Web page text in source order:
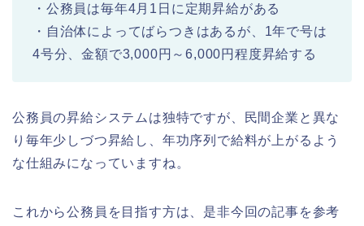
・公務員は毎年4月1日に定期昇給がある
・自治体によってばらつきはあるが、1年で号は
4号分、金額で3,000円～6,000円程度昇給する
公務員の昇給システムは独特ですが、民間企業と異な
り毎年少しづつ昇給し、年功序列で給料が上がるよう
な仕組みになっていますね。
これから公務員を目指す方は、是非今回の記事を参考